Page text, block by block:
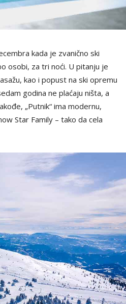
kada je zvanično ski
osobi, za tri noći. U pitanju je
kao i popust na ski opremu
godina ne plaćaju ništa, a
„Putnik“ ima modernu,
Star Family – tako da cela